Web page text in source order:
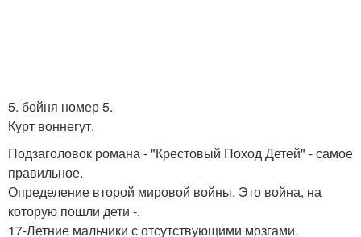
5. бойня номер 5.
Курт воннегут.
Подзаголовок романа - "Крестовый Поход Детей" - самое
правильное.
Определение второй мировой войны. Это война, на
которую пошли дети -.
17-Летние мальчики с отсутствующими мозгами.